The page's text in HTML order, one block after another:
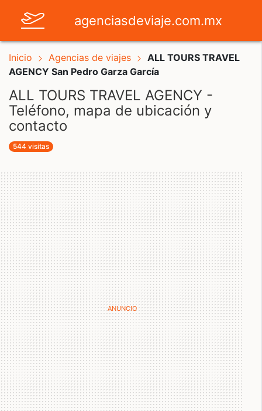
agenciasdeviaje.com.mx
Inicio Agencias de viajes
ALL TOURS TRAVEL
AGENCY San Pedro Garza García
ALL TOURS TRAVEL AGENCY -
Teléfono, mapa de ubicación y
contacto
544 visitas